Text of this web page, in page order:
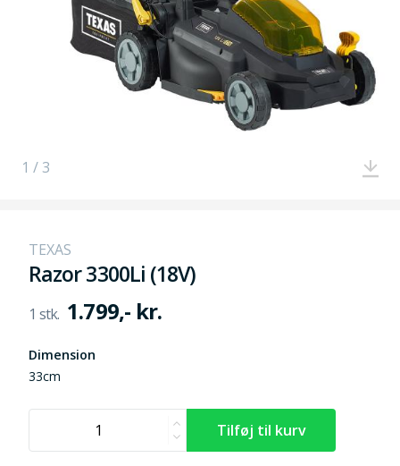
1 / 3
TEXAS
Razor 3300Li (18V)
1.799,- kr.
Dimension
33cm